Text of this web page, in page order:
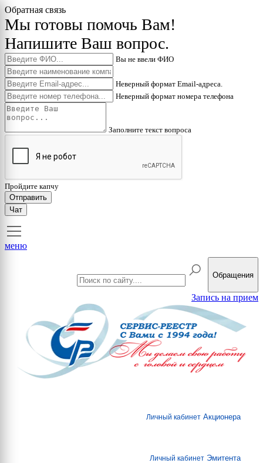
Обратная связь
Мы готовы помочь Вам!
Напишите Ваш вопрос.
Вы не ввели ФИО
Неверный формат Email-адреса.
Неверный формат номера телефона
Заполните текст вопроса
Пройдите капчу
Отправить
Чат
меню
Обращения
Запись на прием
Личный кабинет Акционера
Личный кабинет Эмитента